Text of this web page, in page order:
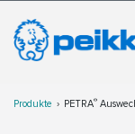
Produkte PETRA®